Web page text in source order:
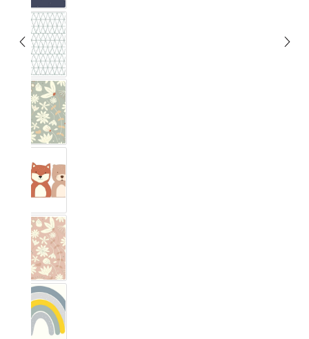
Graphique
Blumig Eucalyptus
Forêt
Blumig Blush
Arc-en-ciel